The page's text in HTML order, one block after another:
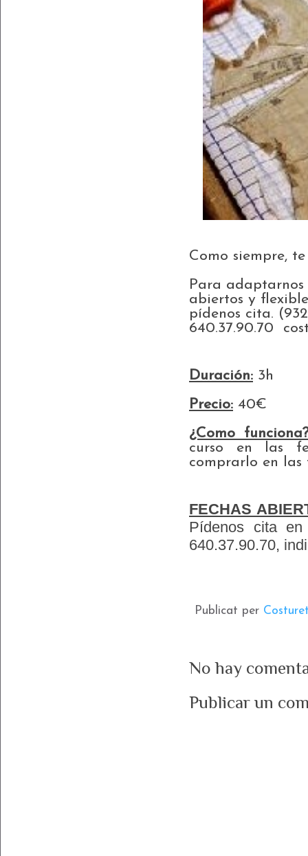
Como siempre,
Para adaptarnos
abiertos y
pídenos cita.
640.37.90.70
Duración: 3h
Precio: 40€
¿Como
curso en las
comprarlo en las
FECHAS
Pídenos cita en
640.37.90.70,
Publicat per
No hay
Publicar un